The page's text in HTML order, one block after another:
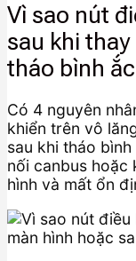
Vì sao nút
sau khi
tháo bình
Có 4 nguyên
khiển trên vô
sau khi tháo
nối canbus hoặc
hình và mất ổn